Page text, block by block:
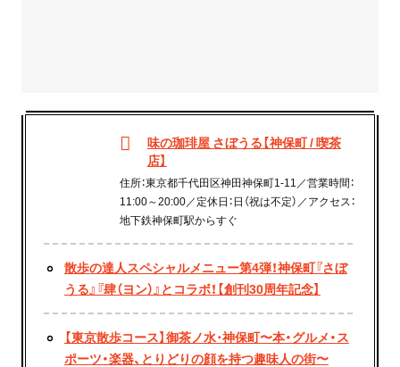
味の珈琲屋 さぼうる【神保町 / 喫茶
店】
住所：東京都千代田区神田神保町1-11／営業時間：
11:00～20:00／定休日：日（祝は不定）／アクセス：
地下鉄神保町駅からすぐ
散歩の達人スペシャルメニュー第4弾！神保町『さぼ
うる』『肆（ヨン）』とコラボ！【創刊30周年記念】
【東京散歩コース】御茶ノ水･神保町〜本・グルメ・ス
ポーツ・楽器、とりどりの顔を持つ趣味人の街〜